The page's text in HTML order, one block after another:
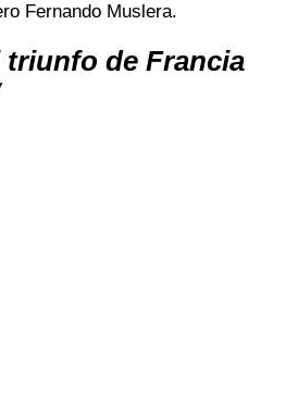
Fernando Muslera.
de Francia